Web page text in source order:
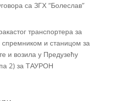
са ЗГХ “Болеслав”
транспортера за
и станицом за
и возила у Предузећу
2) за ТАУРОН